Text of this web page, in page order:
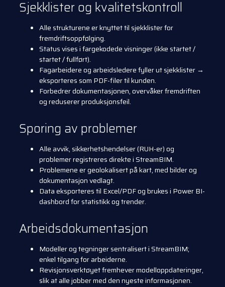
Sjekklister og kvalitetskontroll
Alle strukturene er knyttet til sjekklister for
fremdriftsoppfølging.
Status vises i fargekodede visninger (ikke startet /
startet / fullført).
Fagarbeidere og arbeidsledere fyller ut sjekklister →
eksporteres som PDF-filer til kunden.
Forbedrer dokumentasjonen, overvåker fremdriften
og reduserer produksjonsfeil.
Sporing av problemer
Alle avvik, sikkerhetshendelser (RUH-er) og
problemer registreres direkte i StreamBIM.
Problemene er geolokalisert på kart, med bilder og
dokumentasjon vedlagt.
Data eksporteres til Excel/PDF og brukes i Power BI-
dashbord for statistikk og trender.
Arbeidsdokumentasjon
Modeller og tegninger sentralisert i StreamBIM;
enkel tilgang for arbeiderne.
Revisjonsverktøyet fremhever modelloppdateringer,
slik at alle jobber med den nyeste informasjonen.